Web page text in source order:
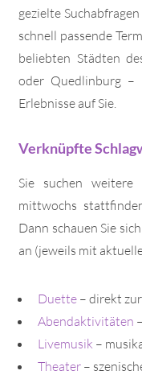
gezielte
schnell passende
beliebten Städten
oder Quedlinburg –
Erlebnisse auf Sie.
Verknüpfte
Sie suchen
mittwochs
Dann schauen Sie
an (jeweils mit
Duette – direkt
Abendaktivitäten
Livemusik –
Theater –